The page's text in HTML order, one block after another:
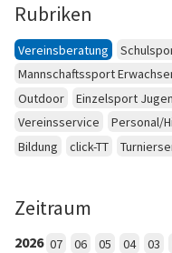
Rubriken
Vereinsberatung
Mannschaftssport
Outdoor
Einzelsport
Vereinsservice
Personal/
Bildung
click-TT
Zeitraum
2026 07 06 05 04 03